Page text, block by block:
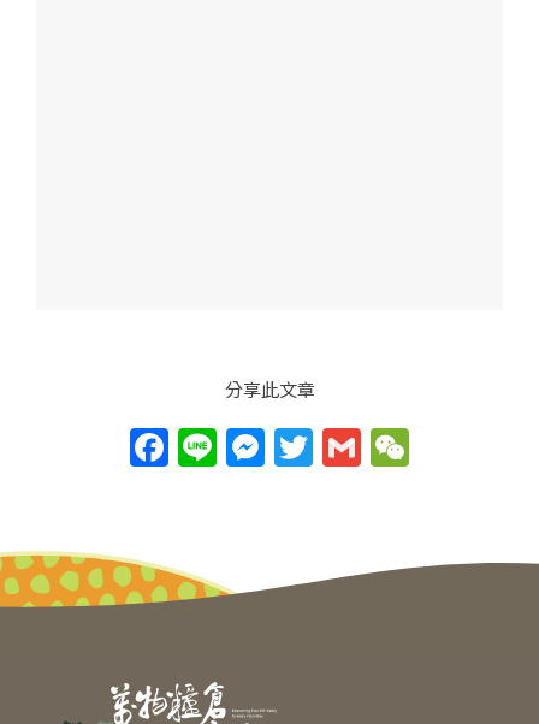
分享此文章
F
a
e
b
o
Li
n
M
e
n
T
w
er
G
m
l h